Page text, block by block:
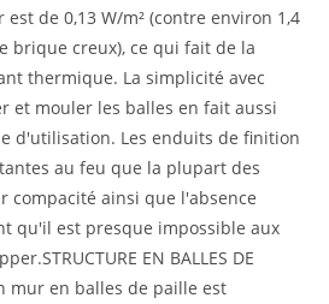
de 0,13 W/m² (contre environ 1,4
brique creux), ce qui fait de la
thermique. La simplicité avec
et mouler les balles en fait aussi
d'utilisation. Les enduits de finition
au feu que la plupart des
compacité ainsi que l'absence
qu'il est presque impossible aux
EN BALLES DE
mur en balles de paille est